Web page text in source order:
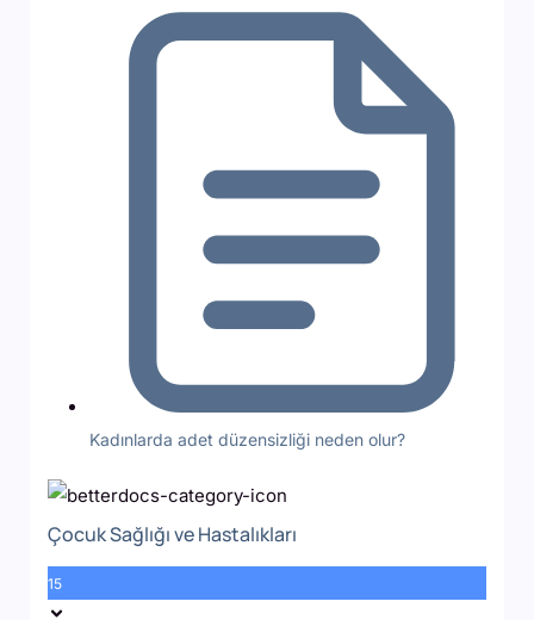
Kadınlarda adet düzensizliği neden olur?
Çocuk Sağlığı ve Hastalıkları
15